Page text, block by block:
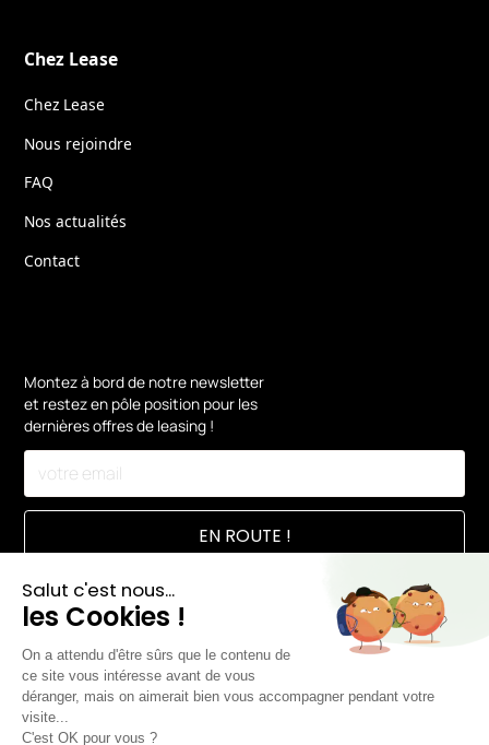
Chez Lease
Chez Lease
Nous rejoindre
FAQ
Nos actualités
Contact
Montez à bord de notre newsletter
et restez en pôle position pour les
dernières offres de leasing !
En vous inscrivant, vous acceptez notre